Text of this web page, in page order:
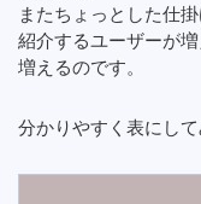
またちょっとした仕掛
紹介するユーザーが
増えるのです。
分かりやすく表にして